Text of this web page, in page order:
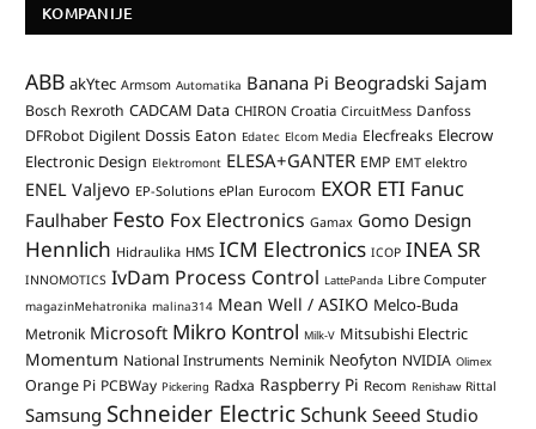
KOMPANIJE
ABB akYtec Armsom Automatika Banana Pi Beogradski Sajam
Bosch Rexroth CADCAM Data CHIRON Croatia CircuitMess Danfoss
DFRobot Digilent Dossis Eaton Edatec Elcom Media Elecfreaks Elecrow
Electronic Design Elektromont ELESA+GANTER EMP EMT elektro
ENEL Valjevo EP-Solutions ePlan Eurocom EXOR ETI Fanuc
Faulhaber Festo Fox Electronics Gamax Gomo Design
Hennlich Hidraulika HMS ICM Electronics ICOP INEA SR
INNOMOTICS IvDam Process Control LattePanda Libre Computer
magazinMehatronika malina314 Mean Well / ASIKO Melco-Buda
Metronik Microsoft Mikro Kontrol Milk-V Mitsubishi Electric
Momentum National Instruments Neminik Neofyton NVIDIA Olimex
Orange Pi PCBWay Pickering Radxa Raspberry Pi Recom Renishaw Rittal
Samsung Schneider ElectricSchunk Seeed Studio